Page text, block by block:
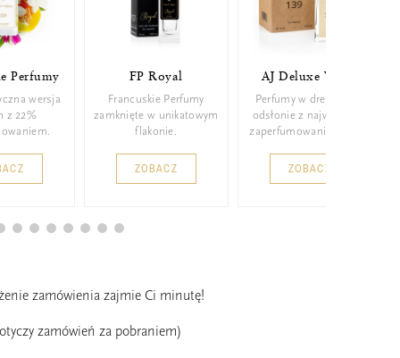
Perfumy
wersja
z 22%
FP Royal
Francuskie Perfumy
zamknięte w unikatowym
flakonie.
ZOBACZ
AJ Deluxe Wood
Perfumy w drewnianej
odsłonie z najwyższym
zaperfumowaniem 26%.
ZOBACZ
zamówienia zajmie Ci minutę!
zamówień za pobraniem)